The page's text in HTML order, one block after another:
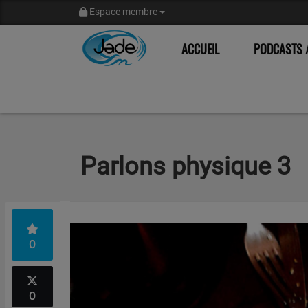
Espace membre
ACCUEIL PODCASTS
Parlons physique 3
0
0